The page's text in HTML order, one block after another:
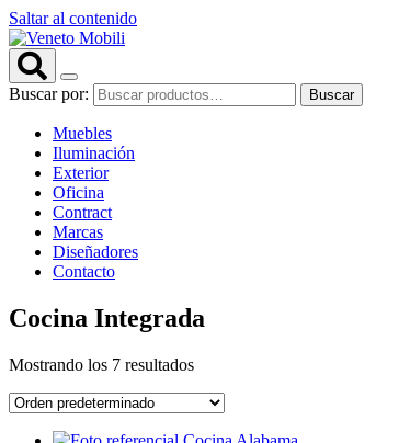
Saltar al contenido
Buscar por: Buscar
Muebles
Iluminación
Exterior
Oficina
Contract
Marcas
Diseñadores
Contacto
Cocina Integrada
Mostrando los 7 resultados